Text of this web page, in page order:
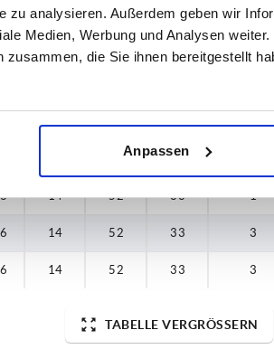
zu analysieren. Außerdem geben wir
Medien, Werbung und Analysen
zusammen, die Sie ihnen bereitgestellt
Anpassen
D H L
52 33
14 52 33 1
14 52 33 3
14 52 33 3
TABELLE VERGRÖSSERN